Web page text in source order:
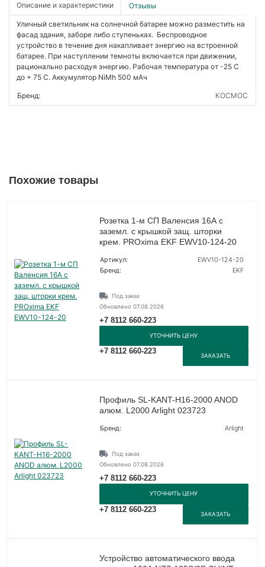
Описание и характеристики Отзывы
Уличный светильник на солнечной батарее можно разместить на
фасад здания, заборе либо ступеньках. Беспроводное
устройство в течение дня накапливает энергию на встроенной
батарее. При наступлении темноты включается при движении,
рационально расходуя энергию. Рабочая температура от -25 C
до + 75 C. Аккумулятор NiMh 500 мАч
Бренд: КОСМОС
Похожие товары
Розетка 1-м СП Валенсия 16А с
заземл. с крышкой защ. шторки
крем. PROxima EKF EWV10-124-20
Артикул:
EWV10-124-20
Бренд:
EKF
Под заказ
Обновлено 07.08.2026
+7 8112 660-223
УТОЧНИТЬ ЦЕНУ
+7 8112 660-223
ЗАКАЗАТЬ
Профиль SL-KANT-H16-2000 ANOD
алюм. L2000 Arlight 023723
Бренд: Arlight
Под заказ
Обновлено 07.08.2026
+7 8112 660-223
УТОЧНИТЬ ЦЕНУ
+7 8112 660-223
ЗАКАЗАТЬ
Устройство автоматического ввода